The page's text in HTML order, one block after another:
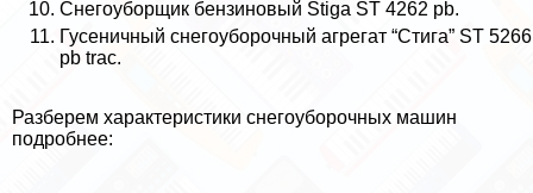
Снегоуборщик бензиновый Stiga ST 4262 pb.
Гусеничный снегоуборочный агрегат “Стига” ST 5266
pb trac.
Разберем хаpaктеристики снегоуборочных машин
подробнее: